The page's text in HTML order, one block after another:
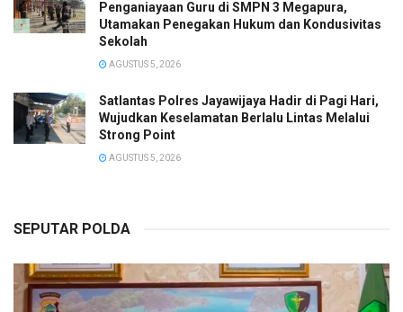
Penganiayaan Guru di SMPN 3 Megapura,
Utamakan Penegakan Hukum dan Kondusivitas
Sekolah
AGUSTUS 5, 2026
Satlantas Polres Jayawijaya Hadir di Pagi Hari,
Wujudkan Keselamatan Berlalu Lintas Melalui
Strong Point
AGUSTUS 5, 2026
SEPUTAR POLDA